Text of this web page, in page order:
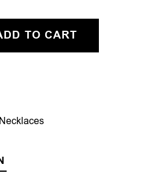
TO CART
Necklaces